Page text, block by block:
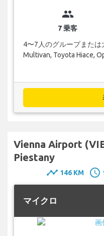
group
7 乗客
4〜7人のグループまたは
Multivan, Toyota Hiace,
Vienna Airport
Piestany
timeline 146 KM schedule
マイクロ